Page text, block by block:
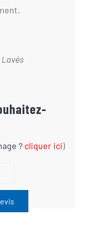
? cliquer ici)